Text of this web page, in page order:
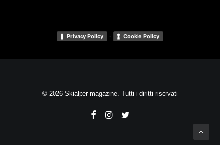
Privacy Policy - Cookie Policy
© 2026 Skialper magazine. Tutti i diritti riservati